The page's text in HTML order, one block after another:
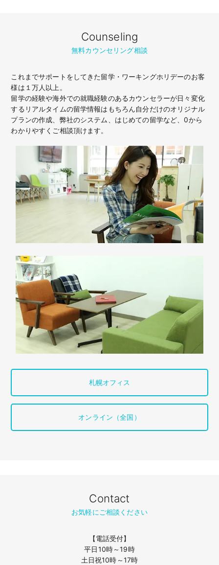
Counseling
無料カウンセリング相談
これまでサポートをしてきた留学・ワーキングホリデーのお客
様は１万人以上。
留学の経験や海外での就職経験のあるカウンセラーが日々変化
するリアルタイムの留学情報はもちろん自分だけのオリジナル
プランの作成、弊社のシステム、はじめての留学など、0から
わかりやすくご相談頂けます。
札幌オフィス
オンライン（全国）
Contact
お気軽にご相談ください
【電話受付】
平日10時～19時
土日祝10時～17時